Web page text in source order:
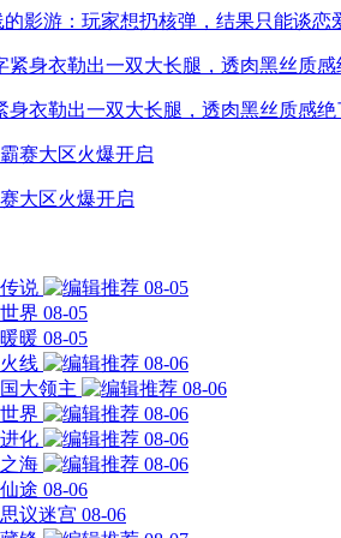
影游：玩家想扔核弹，结果只能谈恋
身衣勒出一双大长腿，透肉黑丝质感绝
大区火爆开启
说
08-05
界 08-05
暖 08-05
线
08-06
大领主
08-06
界
08-06
化
08-06
海
08-06
途 08-06
议迷宫 08-06